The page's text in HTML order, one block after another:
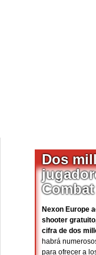
Dos
Nexon Europe
shooter
cifra de dos
habrá
para ofrecer a